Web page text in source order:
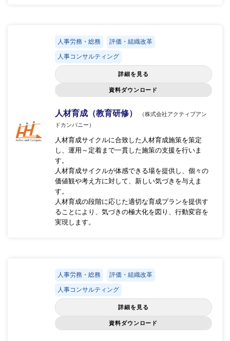
人事労務・総務 評価・組織改革
人事コンサルティング
詳細を見る
資料ダウンロード
人材育成（教育研修）
（株式会社アクティブアン
ドカンパニー）
人材育成サイクルに合致した人材育成施策を策定
し、運用～定着まで一貫した施策の支援を行いま
す。
人材育成サイクルが体感できる場を提供し、個々の
価値観や考え方に対して、新しい気づきを与えま
す。
人材育成の段階に応じた適切な育成プランを提供す
ることにより、気づきの極大化を図り、行動変容を
実現します。
人事労務・総務 評価・組織改革
人事コンサルティング
詳細を見る
資料ダウンロード